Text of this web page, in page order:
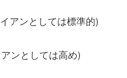
イアンと しては標準的)
アンと しては高め)